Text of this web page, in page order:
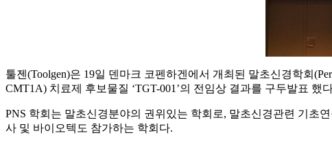
툴젠(Toolgen)은 19일 덴마크 코펜하겐에서 개최된 말초신경학회
CMT1A) 치료제 후보물질 ‘TGT-001’의 전임상 결과를 구두발표 했
PNS 학회는 말초신경분야의 권위있는 학회로, 말초신경관련 기초
사 및 바이오텍도 참가하는 학회다.